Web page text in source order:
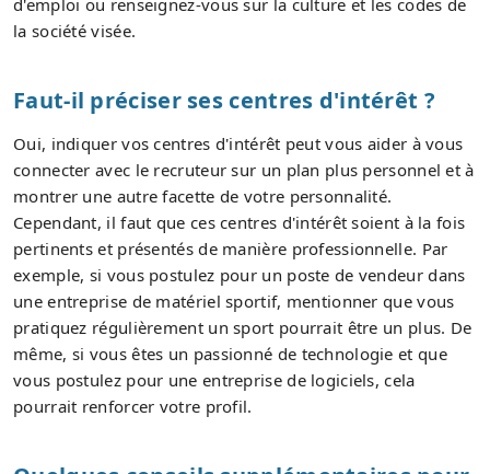
la société visée.
Faut-il préciser ses centres d'intérêt ?
Oui, indiquer vos centres d'intérêt peut vous aider à vous
connecter avec le recruteur sur un plan plus personnel et à
montrer une autre facette de votre personnalité.
Cependant, il faut que ces centres d'intérêt soient à la fois
pertinents et présentés de manière professionnelle. Par
exemple, si vous postulez pour un poste de vendeur dans
une entreprise de matériel sportif, mentionner que vous
pratiquez régulièrement un sport pourrait être un plus. De
même, si vous êtes un passionné de technologie et que
vous postulez pour une entreprise de logiciels, cela
pourrait renforcer votre profil.